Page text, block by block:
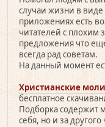
случаи жизни в
приложениях есть
читателей с плохим
предложения что
всегда рад советам.
На данный момент
Христианские
бесплатное
Подборка содержит
себя, но и за другого